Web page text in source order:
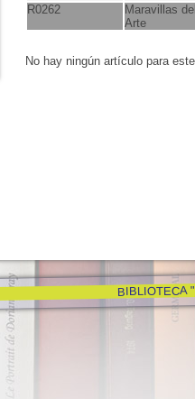
R0262
Maravillas
Arte
No hay ningún artículo para
BIBLIOTECA